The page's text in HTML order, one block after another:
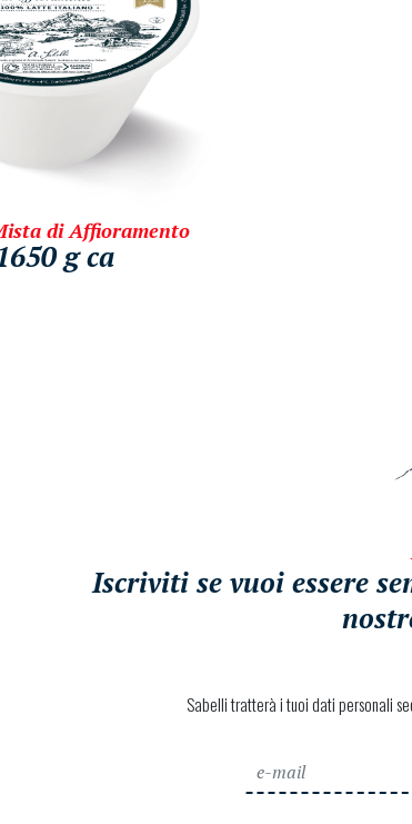
di Affioramento
g ca
Iscriviti se vuoi essere
Sabelli tratterà i tuoi dati personali